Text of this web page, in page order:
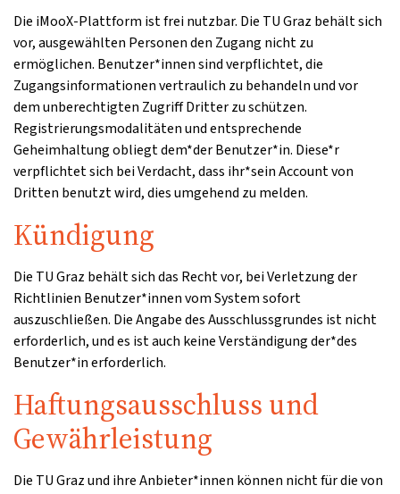
Die iMooX-Plattform ist frei nutzbar. Die TU Graz behält sich
vor, ausgewählten Personen den Zugang nicht zu
ermöglichen. Benutzer*innen sind verpflichtet, die
Zugangsinformationen vertraulich zu behandeln und vor
dem unberechtigten Zugriff Dritter zu schützen.
Registrierungsmodalitäten und entsprechende
Geheimhaltung obliegt dem*der Benutzer*in. Diese*r
verpflichtet sich bei Verdacht, dass ihr*sein Account von
Dritten benutzt wird, dies umgehend zu melden.
Kündigung
Die TU Graz behält sich das Recht vor, bei Verletzung der
Richtlinien Benutzer*innen vom System sofort
auszuschließen. Die Angabe des Ausschlussgrundes ist nicht
erforderlich, und es ist auch keine Verständigung der*des
Benutzer*in erforderlich.
Haftungsausschluss und
Gewährleistung
Die TU Graz und ihre Anbieter*innen können nicht für die von